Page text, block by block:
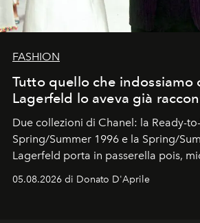
FASHION
Tutto quello che indossiamo
Lagerfeld lo aveva già
Due collezioni di Chanel: la Ready-
Spring/Summer 1996 e la Spring/
Lagerfeld porta in passerella pois,
Kate, Claudia e Carla una dietro
05.08.2026 di Donato D'Aprile